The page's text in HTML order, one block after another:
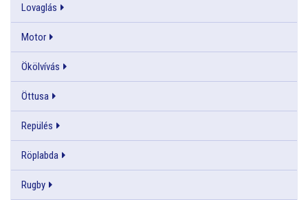
Lovaglás
Motor
Ökölvívás
Öttusa
Repülés
Röplabda
Rugby